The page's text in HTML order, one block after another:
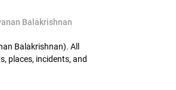
Balakrishnan
Balakrishnan). All
places, incidents, and